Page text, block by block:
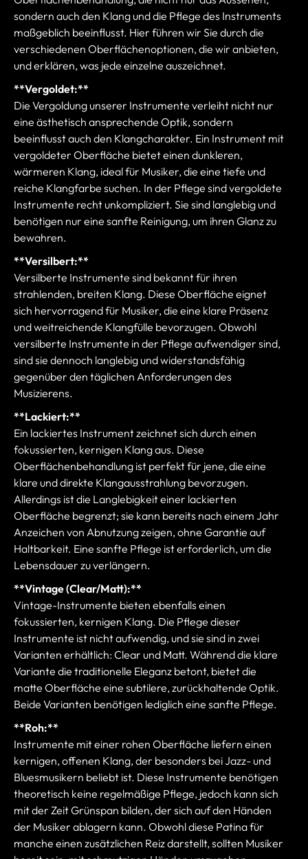
sondern auch den Klang und die Pflege des Instruments
maßgeblich beeinflusst. Hier führen wir Sie durch die
verschiedenen Oberflächenoptionen, die wir anbieten,
und erklären, was jede einzelne auszeichnet.
**Vergoldet:**
Die Vergoldung unserer Instrumente verleiht nicht nur
eine ästhetisch ansprechende Optik, sondern
beeinflusst auch den Klangcharakter. Ein Instrument mit
vergoldeter Oberfläche bietet einen dunkleren,
wärmeren Klang, ideal für Musiker, die eine tiefe und
reiche Klangfarbe suchen. In der Pflege sind vergoldete
Instrumente recht unkompliziert. Sie sind langlebig und
benötigen nur eine sanfte Reinigung, um ihren Glanz zu
bewahren.
**Versilbert:**
Versilberte Instrumente sind bekannt für ihren
strahlenden, breiten Klang. Diese Oberfläche eignet
sich hervorragend für Musiker, die eine klare Präsenz
und weitreichende Klangfülle bevorzugen. Obwohl
versilberte Instrumente in der Pflege aufwendiger sind,
sind sie dennoch langlebig und widerstandsfähig
gegenüber den täglichen Anforderungen des
Musizierens.
**Lackiert:**
Ein lackiertes Instrument zeichnet sich durch einen
fokussierten, kernigen Klang aus. Diese
Oberflächenbehandlung ist perfekt für jene, die eine
klare und direkte Klangausstrahlung bevorzugen.
Allerdings ist die Langlebigkeit einer lackierten
Oberfläche begrenzt; sie kann bereits nach einem Jahr
Anzeichen von Abnutzung zeigen, ohne Garantie auf
Haltbarkeit. Eine sanfte Pflege ist erforderlich, um die
Lebensdauer zu verlängern.
**Vintage (Clear/Matt):**
Vintage-Instrumente bieten ebenfalls einen
fokussierten, kernigen Klang. Die Pflege dieser
Instrumente ist nicht aufwendig, und sie sind in zwei
Varianten erhältlich: Clear und Matt. Während die klare
Variante die traditionelle Eleganz betont, bietet die
matte Oberfläche eine subtilere, zurückhaltende Optik.
Beide Varianten benötigen lediglich eine sanfte Pflege.
**Roh:**
Instrumente mit einer rohen Oberfläche liefern einen
kernigen, offenen Klang, der besonders bei Jazz- und
Bluesmusikern beliebt ist. Diese Instrumente benötigen
theoretisch keine regelmäßige Pflege, jedoch kann sich
mit der Zeit Grünspan bilden, der sich auf den Händen
der Musiker ablagern kann. Obwohl diese Patina für
manche einen zusätzlichen Reiz darstellt, sollten Musiker